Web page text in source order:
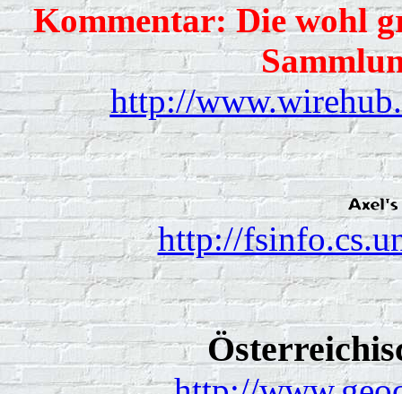
Kommentar: Die wohl
http://
http://